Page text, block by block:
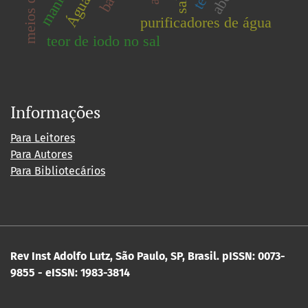
purificadores de água
teor de iodo no sal
Informações
Para Leitores
Para Autores
Para Bibliotecários
Rev Inst Adolfo Lutz, São Paulo, SP, Brasil. pISSN: 0073-
9855 - eISSN: 1983-3814